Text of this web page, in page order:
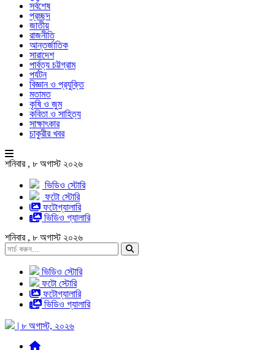
সর্বশেষ
প্রচ্ছদ
জাতীয়
রাজনীতি
আন্তর্জাতিক
সারাদেশ
পার্বত্য চট্টগ্রাম
পর্যটন
বিজ্ঞান ও প্রযুক্তি
মতামত
কৃষি ও জুম
কবিতা ও সাহিত্য
সাক্ষাৎকার
চাকুরীর খবর
শনিবার , ৮ অগাস্ট ২০২৬
ভিডিও স্টোরি
ফটো স্টোরি
ফটোগ্যালারি
ভিডিও গ্যালারি
শনিবার , ৮ অগাস্ট ২০২৬
ভিডিও স্টোরি
ফটো স্টোরি
ফটোগ্যালারি
ভিডিও গ্যালারি
| ৮ অগাস্ট, ২০২৬